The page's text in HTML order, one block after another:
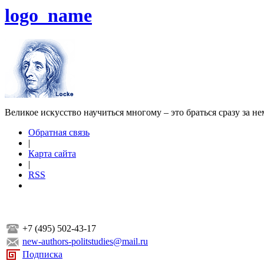
logo_name
Великое искусство научиться многому – это браться сразу за
Обратная связь
|
Карта сайта
|
RSS
+7 (495) 502-43-17
new-authors-politstudies@mail.ru
Подписка